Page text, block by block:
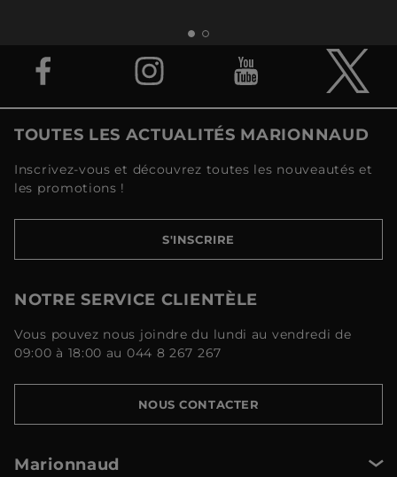
TOUTES LES ACTUALITÉS MARIONNAUD
Inscrivez-vous et découvrez toutes les nouveautés et
les promotions !
S'INSCRIRE
NOTRE SERVICE CLIENTÈLE
Vous pouvez nous joindre du lundi au vendredi de
09:00 à 18:00 au 044 8 267 267
NOUS CONTACTER
Marionnaud